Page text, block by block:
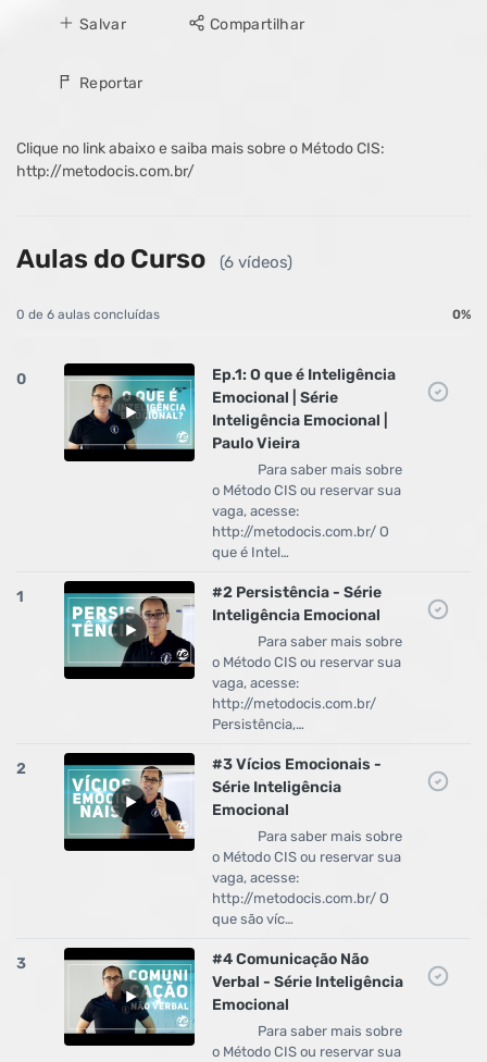
Salvar Compartilhar
Reportar
Clique no link abaixo e saiba mais sobre o Método CIS:
http://metodocis.com.br/
Aulas do Curso (6 vídeos)
0 de 6 aulas concluídas 0%
0
Ep.1: O que é Inteligência
Emocional | Série
Inteligência Emocional |
Paulo Vieira
Para saber mais sobre
o Método CIS ou reservar sua
vaga, acesse:
http://metodocis.com.br/ O
que é Intel…
1
#2 Persistência - Série
Inteligência Emocional
Para saber mais sobre
o Método CIS ou reservar sua
vaga, acesse:
http://metodocis.com.br/
Persistência,…
2
#3 Vícios Emocionais -
Série Inteligência
Emocional
Para saber mais sobre
o Método CIS ou reservar sua
vaga, acesse:
http://metodocis.com.br/ O
que são víc…
3
#4 Comunicação Não
Verbal - Série Inteligência
Emocional
Para saber mais sobre
o Método CIS ou reservar sua